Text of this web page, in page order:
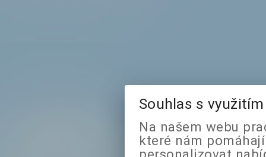
Souhlas s
Na našem webu
které nám
personalizovat